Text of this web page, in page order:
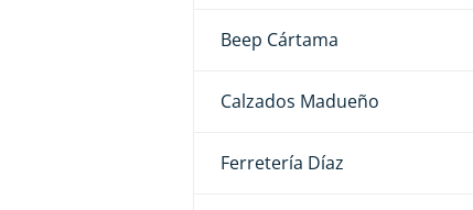
Beep Cártama
Calzados Madueño
Ferretería Díaz